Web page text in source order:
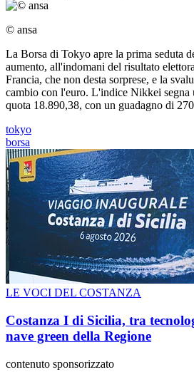
© ansa
La Borsa di Tokyo apre la prima seduta
aumento, all'indomani del risultato
Francia, che non desta sorprese, e la
cambio con l'euro. L'indice Nikkei segna
quota 18.890,38, con un guadagno di
tokyo
borsa
LE VOCI DEL COSTANZA
Costanza I di Sicilia, tra
nave green della Regione
contenuto sponsorizzato